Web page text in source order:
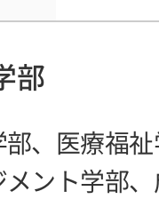
部
、医療福
ント学部